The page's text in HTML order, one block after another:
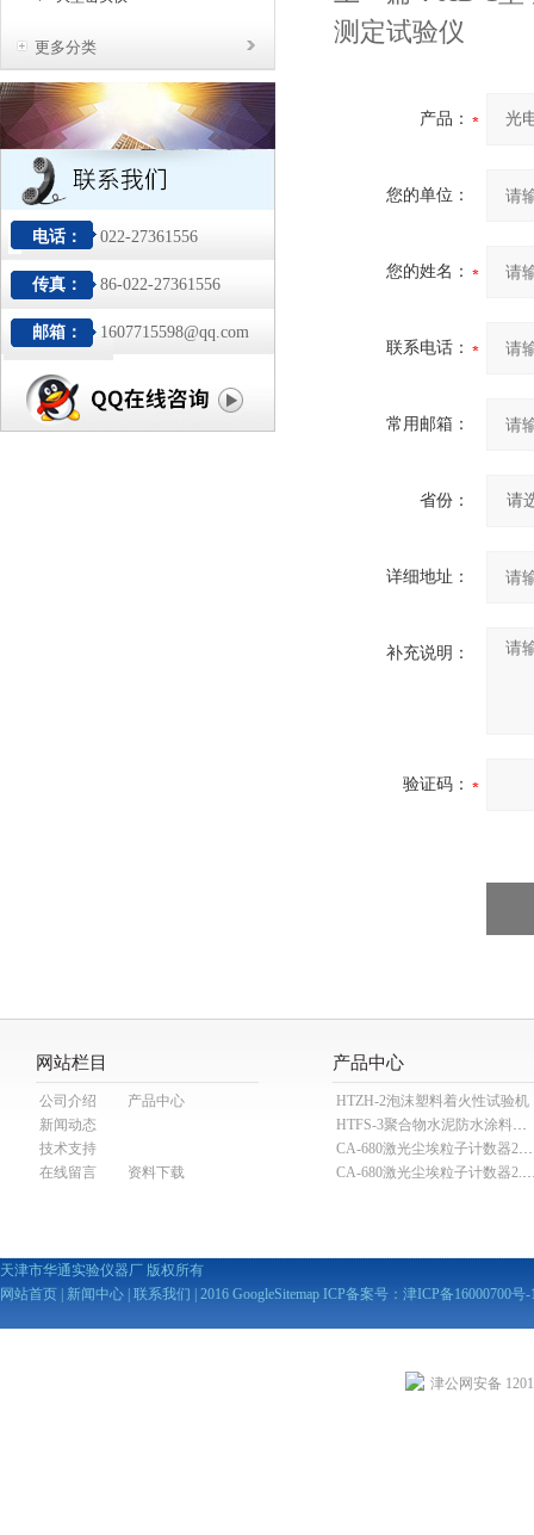
更多分类
电话： 022-27361556
传真： 86-022-27361556
邮箱： 1607715598@qq.com
测定试验仪
产品：
您的单位：
您的姓名：
联系电话：
常用邮箱：
省份：
详细地址：
补充说明：
验证码：
网站栏目
公司介绍
产品中心
新闻动态
技术支持
在线留言
资料下载
产品中心
HTZH-2泡沫塑料着火性试验机
HTFS-3聚合物水泥防水涂料分散机
CA-680激光尘埃粒子计数器28.3L
CA-680激光尘埃粒子
天津市华通实验仪器厂 版权所有
网站首页
新闻中心 联系我们 | 2016 GoogleSitemap ICP备案号： 津ICP备16000700号-
津公网安备